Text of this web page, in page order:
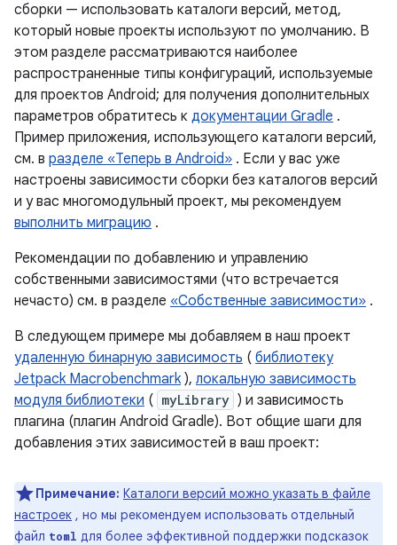
сборки — использовать каталоги версий, метод,
который новые проекты используют по умолчанию. В
этом разделе рассматриваются наиболее
распространенные типы конфигураций, используемые
для проектов Android; для получения дополнительных
параметров обратитесь к документации Gradle .
Пример приложения, использующего каталоги версий,
см. в разделе «Теперь в Android» . Если у вас уже
настроены зависимости сборки без каталогов версий
и у вас многомодульный проект, мы рекомендуем
выполнить миграцию .
Рекомендации по добавлению и управлению
собственными зависимостями (что встречается
нечасто) см. в разделе «Собственные зависимости» .
В следующем примере мы добавляем в наш проект
удаленную бинарную зависимость ( библиотеку
Jetpack Macrobenchmark), локальную зависимость
модуля библиотеки ( myLibrary ) и зависимость
плагина (плагин Android Gradle). Вот общие шаги для
добавления этих зависимостей в ваш проект:
Примечание: Каталоги версий можно указать в файле
настроек , но мы рекомендуем использовать отдельный
файл toml для более эффективной поддержки подсказок